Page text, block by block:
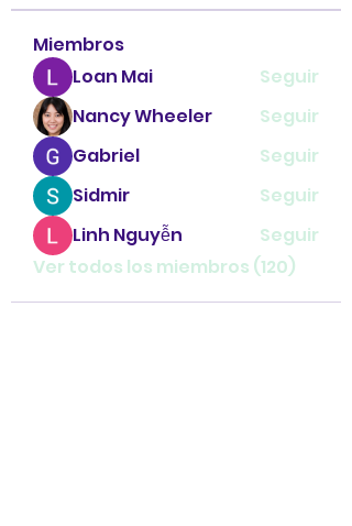
Miembros
Loan Mai
Seguir
Nancy Wheeler
Seguir
Gabriel
Seguir
Sidmir
Seguir
Linh Nguyễn
Seguir
Ver todos los miembros (120)